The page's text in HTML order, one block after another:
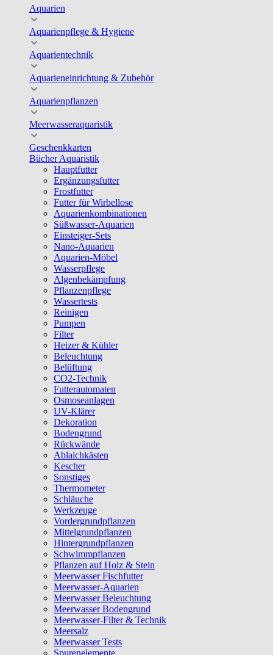
Aquarien
Aquarienpflege & Hygiene
Aquarientechnik
Aquarieneinrichtung & Zubehör
Aquarienpflanzen
Meerwasseraquaristik
Geschenkkarten
Bücher Aquaristik
Hauptfutter
Ergänzungsfutter
Frostfutter
Futter für Wirbellose
Aquarienkombinationen
Süßwasser-Aquarien
Einsteiger-Sets
Nano-Aquarien
Aquarien-Möbel
Wasserpflege
Algenbekämpfung
Pflanzenpflege
Wassertests
Reinigen
Pumpen
Filter
Heizer & Kühler
Beleuchtung
Belüftung
CO2-Technik
Futterautomaten
Osmoseanlagen
UV-Klärer
Dekoration
Bodengrund
Rückwände
Ablaichkästen
Kescher
Sonstiges
Thermometer
Schläuche
Werkzeuge
Vordergrundpflanzen
Mittelgrundpflanzen
Hintergrundpflanzen
Schwimmpflanzen
Pflanzen auf Holz & Stein
Meerwasser Fischfutter
Meerwasser-Aquarien
Meerwasser Beleuchtung
Meerwasser Bodengrund
Meerwasser-Filter & Technik
Meersalz
Meerwasser Tests
Spurenelemente